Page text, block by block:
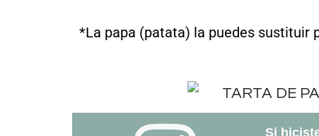
*La papa (patata) la puedes sustituir
Si